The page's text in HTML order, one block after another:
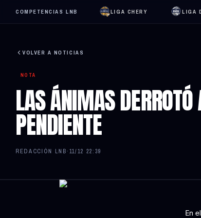
COMPETENCIAS LNB LIGA CHERY LIGA
VOLVER A NOTICIAS
NOTA
LAS ÁNIMAS DERROTÓ
PENDIENTE
REDACCIÓN LNB· 11/12 22:39
En